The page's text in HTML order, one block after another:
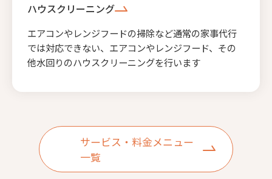
ハウスクリーニング
エアコンやレンジフードの掃除など通常の家事代行
では対応できない、エアコンやレンジフード、その
他水回りのハウスクリーニングを行います
サービス・料金メニュー
一覧